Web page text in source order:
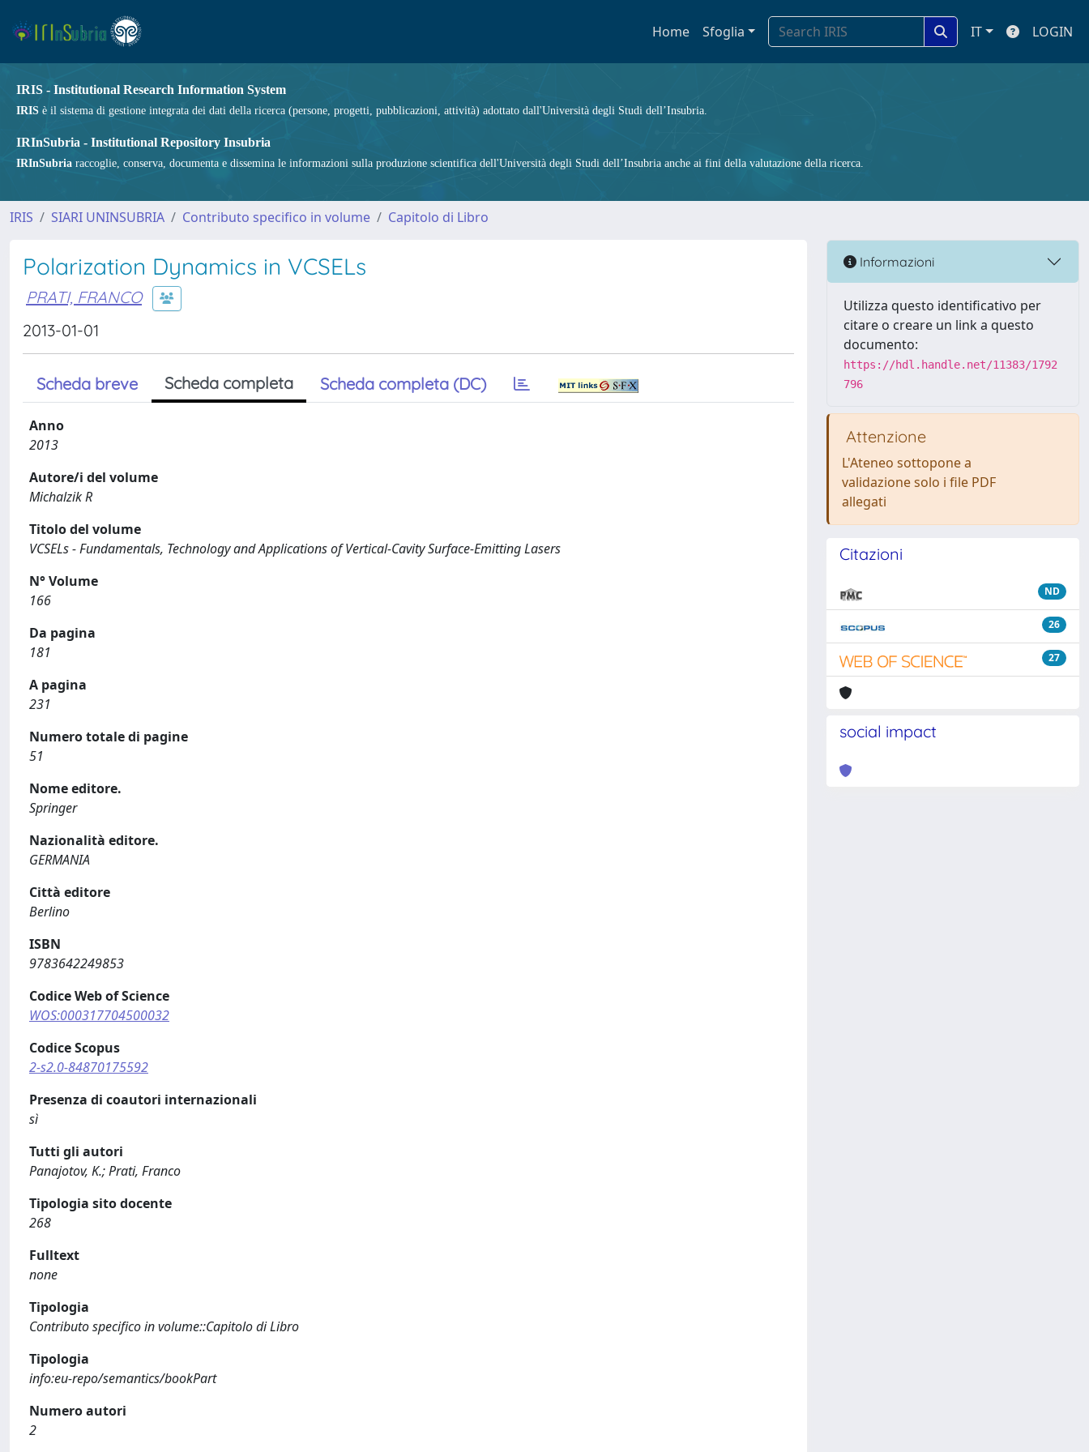
Home Sfoglia IT LOGIN
IRIS - Institutional Research Information System
IRIS è il sistema di gestione integrata dei dati della ricerca (persone, progetti, pubblicazioni, attività) adottato dall'Università degli Studi dell’Insubria.
IRInSubria - Institutional Repository Insubria
IRInSubria raccoglie, conserva, documenta e dissemina le informazioni sulla produzione scientifica dell'Università degli Studi dell’Insubria anche ai fini della valutazione della ricerca.
IRIS SIARI UNINSUBRIA Contributo specifico in volume Capitolo di Libro
Polarization Dynamics in VCSELs
PRATI, FRANCO
2013-01-01
Scheda breve Scheda completa Scheda completa (DC)
Anno
2013
Autore/i del volume
Michalzik R
Titolo del volume
VCSELs - Fundamentals, Technology and Applications of Vertical-Cavity Surface-Emitting Lasers
N° Volume
166
Da pagina
181
A pagina
231
Numero totale di pagine
51
Nome editore.
Springer
Nazionalità editore.
GERMANIA
Città editore
Berlino
ISBN
9783642249853
Codice Web of Science
WOS:000317704500032
Codice Scopus
2-s2.0-84870175592
Presenza di coautori internazionali
sì
Tutti gli autori
Panajotov, K.; Prati, Franco
Tipologia sito docente
268
Fulltext
none
Tipologia
Contributo specifico in volume::Capitolo di Libro
Tipologia
info:eu-repo/semantics/bookPart
Numero autori
2
Informazioni
Utilizza questo identificativo per
citare o creare un link a questo
documento:
https://hdl.handle.net/11383/1792
796
Attenzione
L'Ateneo sottopone a
validazione solo i file PDF
allegati
Citazioni
ND
26
27
social impact